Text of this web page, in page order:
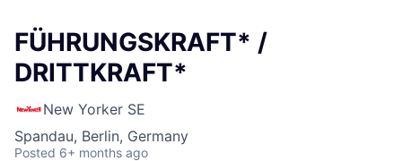
FÜHRUNGSKRAFT* /
DRITTKRAFT*
New Yorker SE
Spandau, Berlin, Germany
Posted 6+ months ago